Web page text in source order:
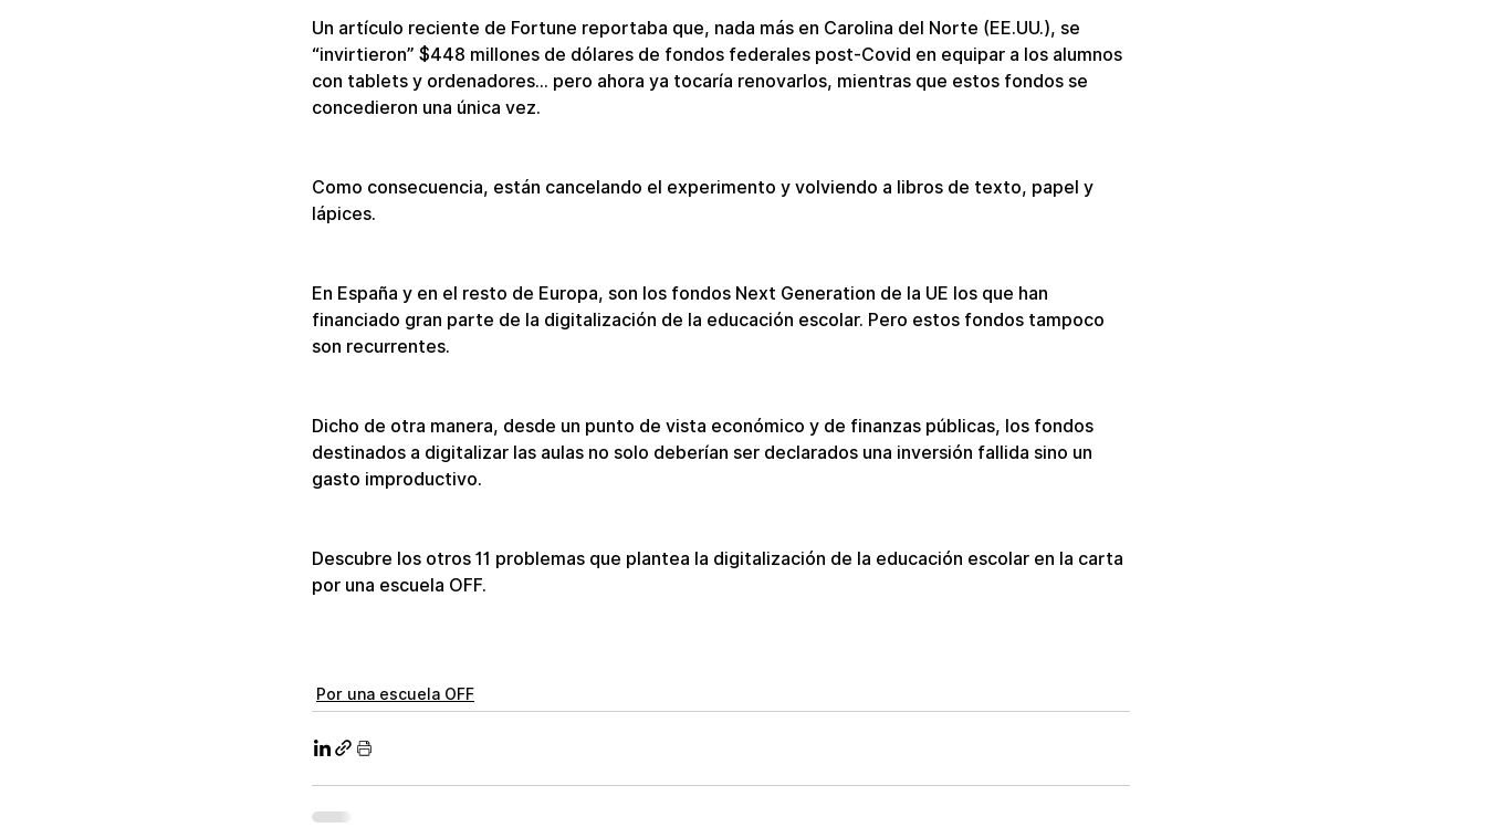
Un artículo reciente de Fortune reportaba que, nada más en Carolina del Norte (EE.UU.), se
“invirtieron” $448 millones de dólares de fondos federales post-Covid en equipar a los alumnos
con tablets y ordenadores… pero ahora ya tocaría renovarlos, mientras que estos fondos se
concedieron una única vez.
Como consecuencia, están cancelando el experimento y volviendo a libros de texto, papel y
lápices.
En España y en el resto de Europa, son los fondos Next Generation de la UE los que han
financiado gran parte de la digitalización de la educación escolar. Pero estos fondos tampoco
son recurrentes.
Dicho de otra manera, desde un punto de vista económico y de finanzas públicas, los fondos
destinados a digitalizar las aulas no solo deberían ser declarados una inversión fallida sino un
gasto improductivo.
Descubre los otros 11 problemas que plantea la digitalización de la educación escolar en la carta
por una escuela OFF.
Por una escuela OFF